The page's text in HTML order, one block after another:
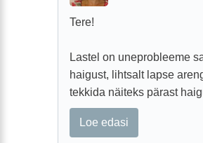
Tere!
Lastel on uneprobleeme
haigust, lihtsalt lapse
tekkida näiteks pärast
Loe edasi